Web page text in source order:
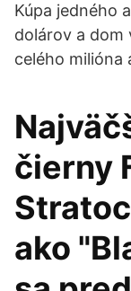
Kúpa jedného
dolárov a dom
celého milióna
čierny
ako